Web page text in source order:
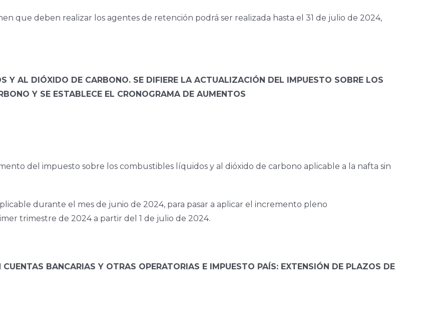
que deben realizar los agentes de retención podrá ser realizada hasta el 31 de julio de 2024,
Y AL DIÓXIDO DE CARBONO. SE DIFIERE LA ACTUALIZACIÓN DEL IMPUESTO SOBRE LOS
Y SE ESTABLECE EL CRONOGRAMA DE AUMENTOS
del impuesto sobre los combustibles líquidos y al dióxido de carbono aplicable a la nafta sin
durante el mes de junio de 2024, para pasar a aplicar el incremento pleno
trimestre de 2024 a partir del 1 de julio de 2024.
BANCARIAS Y OTRAS OPERATORIAS E IMPUESTO PAÍS: EXTENSIÓN DE PLAZOS DE